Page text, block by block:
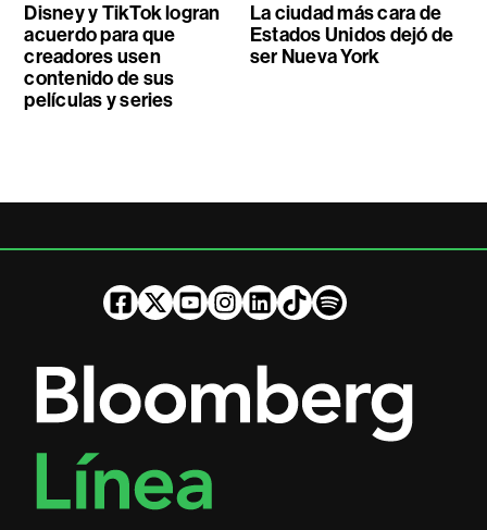
Disney y TikTok logran
acuerdo para que
creadores usen
contenido de sus
películas y series
La ciudad más cara de
Estados Unidos dejó de
ser Nueva York